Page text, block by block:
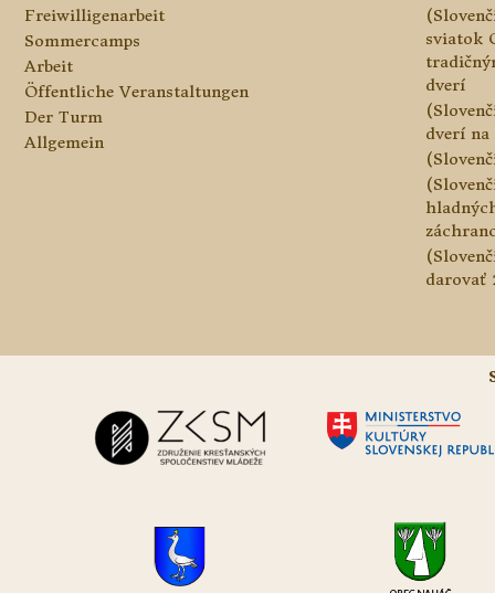
Freiwilligenarbeit
Sommercamps
Arbeit
Öffentliche Veranstaltungen
Der Turm
Allgemein
sviatok
dverí
dverí na
darovať